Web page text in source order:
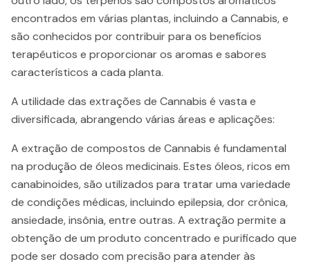
encontrados em várias plantas, incluindo a Cannabis, e
são conhecidos por contribuir para os benefícios
terapêuticos e proporcionar os aromas e sabores
característicos a cada planta.
A utilidade das extrações de Cannabis é vasta e
diversificada, abrangendo várias áreas e aplicações:
A extração de compostos de Cannabis é fundamental
na produção de óleos medicinais. Estes óleos, ricos em
canabinoides, são utilizados para tratar uma variedade
de condições médicas, incluindo epilepsia, dor crônica,
ansiedade, insônia, entre outras. A extração permite a
obtenção de um produto concentrado e purificado que
pode ser dosado com precisão para atender às